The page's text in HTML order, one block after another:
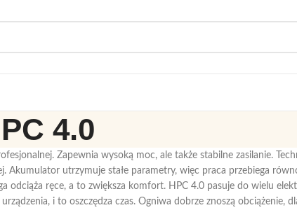
4.0
Zapewnia wysoką moc, ale także stabilne zasilanie.
Akumulator utrzymuje stałe parametry, więc praca przebiega
odciąża ręce, a to zwiększa komfort. HPC 4.0 pasuje do wielu
i to oszczędza czas. Ogniwa dobrze znoszą obciążenie,